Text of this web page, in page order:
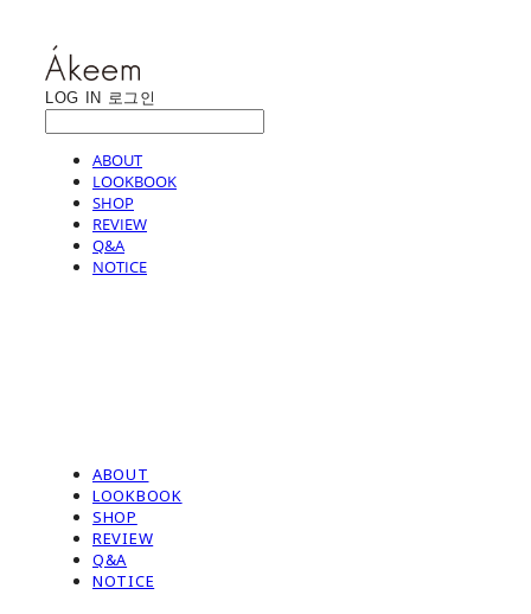
LOG IN 로그인
ABOUT
LOOKBOOK
SHOP
REVIEW
Q&A
NOTICE
ABOUT
LOOKBOOK
SHOP
REVIEW
Q&A
NOTICE